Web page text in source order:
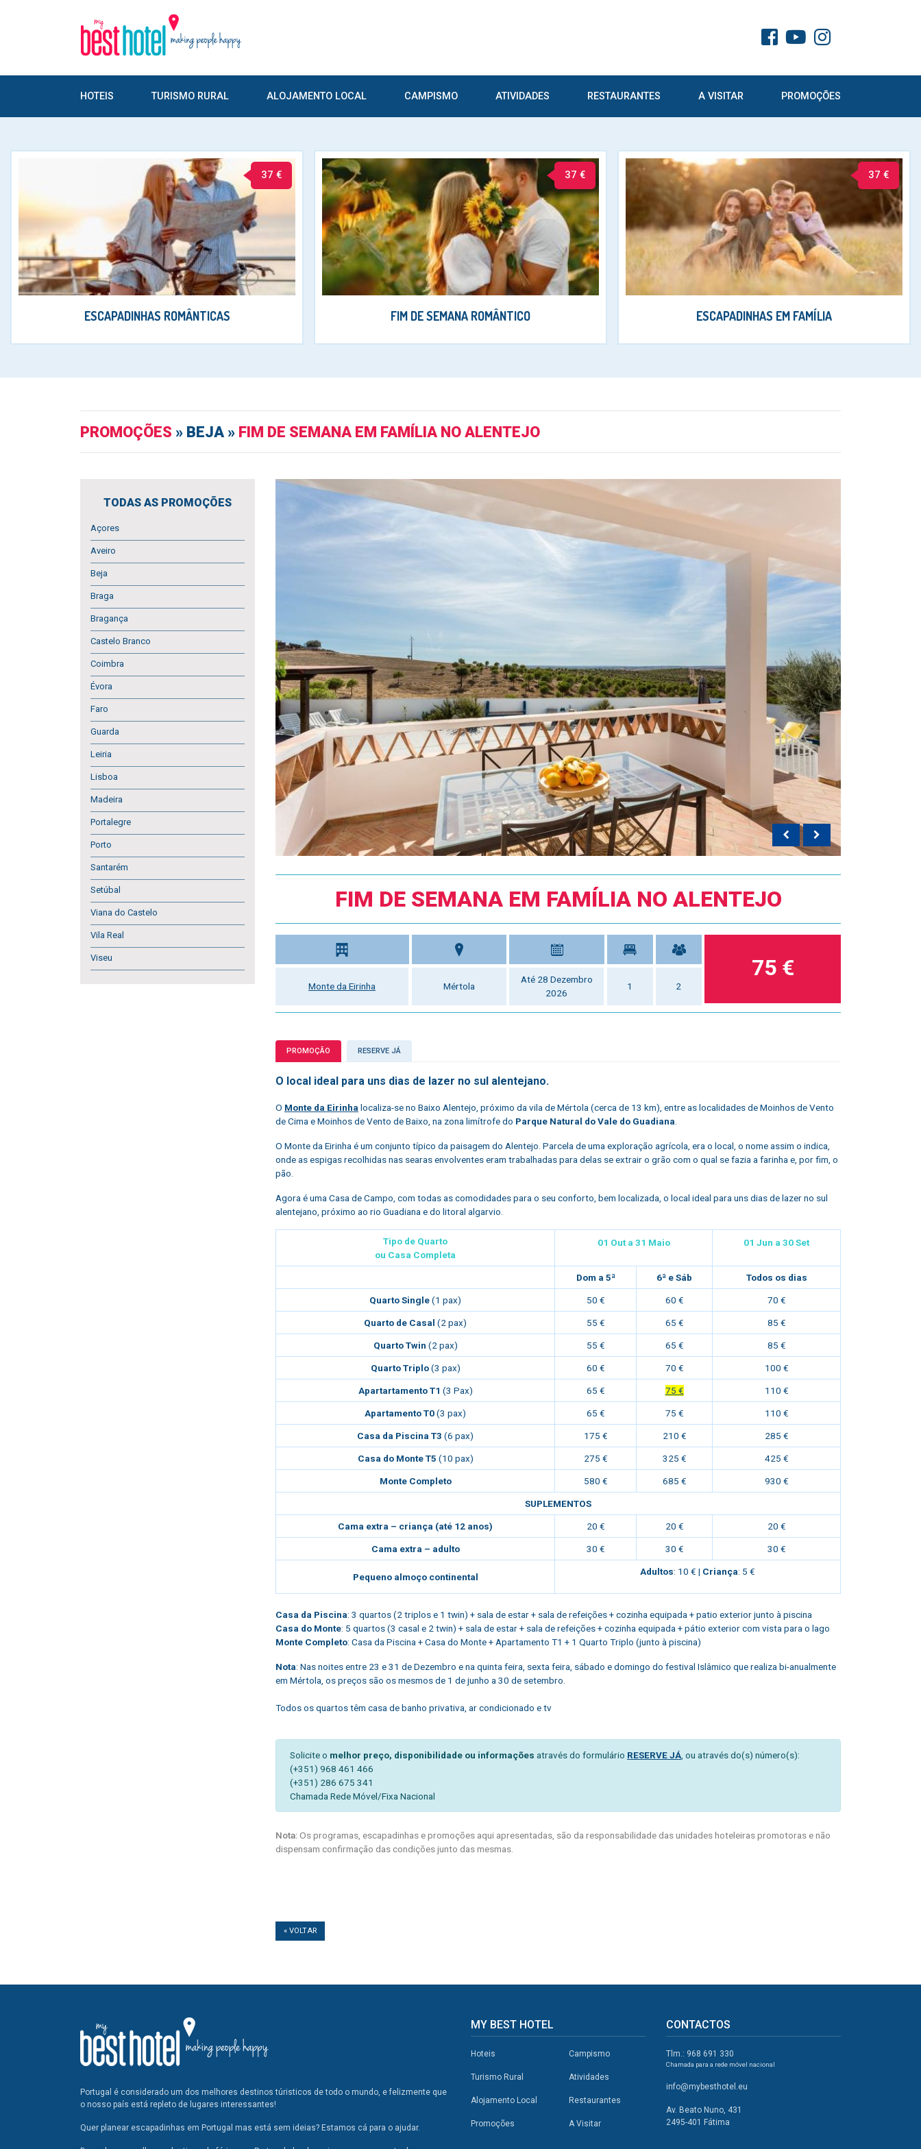
HOTEIS TURISMO RURAL ALOJAMENTO LOCAL CAMPISMO ATIVIDADES RESTAURANTES A VISITAR PROMOÇÕES
37 €
ESCAPADINHAS ROMÂNTICAS
37 €
FIM DE SEMANA ROMÂNTICO
37 €
ESCAPADINHAS EM FAMÍLIA
PROMOÇÕES » BEJA » FIM DE SEMANA EM FAMÍLIA NO ALENTEJO
TODAS AS PROMOÇÕES
Açores
Aveiro
Beja
Braga
Bragança
Castelo Branco
Coimbra
Évora
Faro
Guarda
Leiria
Lisboa
Madeira
Portalegre
Porto
Santarém
Setúbal
Viana do Castelo
Vila Real
Viseu
FIM DE SEMANA EM FAMÍLIA NO ALENTEJO
Monte da Eirinha Mértola
Até 28 Dezembro
2026
1 2
75 €
PROMOÇÃO RESERVE JÁ
O local ideal para uns dias de lazer no sul alentejano.
O Monte da Eirinha localiza-se no Baixo Alentejo, próximo da vila de Mértola (cerca de 13 km), entre as localidades de Moinhos de Vento
de Cima e Moinhos de Vento de Baixo, na zona limítrofe do Parque Natural do Vale do Guadiana.
O Monte da Eirinha é um conjunto típico da paisagem do Alentejo. Parcela de uma exploração agrícola, era o local, o nome assim o indica,
onde as espigas recolhidas nas searas envolventes eram trabalhadas para delas se extrair o grão com o qual se fazia a farinha e, por fim, o
pão.
Agora é uma Casa de Campo, com todas as comodidades para o seu conforto, bem localizada, o local ideal para uns dias de lazer no sul
alentejano, próximo ao rio Guadiana e do litoral algarvio.
Tipo de Quarto
ou Casa Completa
01 Out a 31 Maio 01 Jun a 30Set
Dom a 5ª 6ª e Sáb Todos os dias
Quarto Single(1 pax) 50 € 60 € 70 €
Quarto de Casal (2 pax) 55 € 65 € 85 €
Quarto Twin (2 pax) 55 € 65 € 85 €
Quarto Triplo(3 pax) 60 € 70 € 100 €
Apartartamento T1 (3 Pax) 65 € 75 € 110 €
Apartamento T0(3 pax) 65 € 75 € 110 €
Casa da Piscina T3 (6 pax) 175 € 210 € 285 €
Casa do Monte T5 (10 pax) 275 € 325 € 425 €
Monte Completo 580 € 685 € 930 €
SUPLEMENTOS
Cama extra – criança (até 12 anos) 20 € 20 € 20 €
Cama extra – adulto 30 € 30 € 30 €
Pequeno almoço continental Adultos: 10 € | Criança: 5 €
Casa da Piscina: 3 quartos (2 triplos e 1 twin) + sala de estar + sala de refeições + cozinha equipada + patio exterior junto à piscina
Casa do Monte: 5 quartos (3 casal e 2 twin) + sala de estar + sala de refeições + cozinha equipada + pátio exterior com vista para o lago
Monte Completo: Casa da Piscina + Casa do Monte + Apartamento T1 + 1 Quarto Triplo (junto à piscina)
Nota: Nas noites entre 23 e 31 de Dezembro e na quinta feira, sexta feira, sábado e domingo do festival Islâmico que realiza bi-anualmente
em Mértola, os preços são os mesmos de 1 de junho a 30 de setembro.
Todos os quartos têm casa de banho privativa, ar condicionado e tv
Solicite o melhor preço, disponibilidade ou informações através do formulário RESERVE JÁ, ou através do(s) número(s):
(+351) 968 461 466
(+351) 286 675 341
Chamada Rede Móvel/Fixa Nacional
Nota:Os programas, escapadinhas e promoções aqui apresentadas, são da responsabilidade das unidades hoteleiras promotoras e não
dispensam confirmação das condições junto das mesmas.
« VOLTAR
Portugal é considerado um dos melhores destinos túristicos de todo o mundo, e felizmente que
o nosso país está repleto de lugares interessantes!
Quer planear escapadinhas em Portugal mas está sem ideias? Estamos cá para o ajudar.
MY BEST HOTEL
Hoteis
Turismo Rural
Alojamento Local
Promoções
Campismo
Atividades
Restaurantes
A Visitar
CONTACTOS
Tlm.: 968 691 330
Chamada para a rede móvel nacional
info@mybesthotel.eu
Av. Beato Nuno, 431
2495-401 Fátima